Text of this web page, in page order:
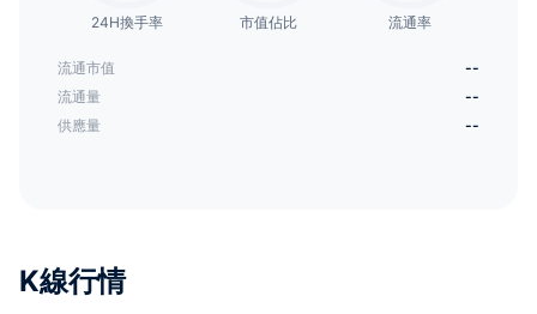
24H換手率 市值佔比 流通率
流通市值
--
流通量
--
供應量
--
K線行情